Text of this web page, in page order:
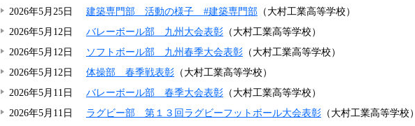
2026年5月25日 建築専門部 活動の様子 #建築専門部 （大村工業高等学校）
2026年5月12日
バレーボール部 九州大会表彰 （大村工業高等学校）
2026年5月12日
ソフトボール部 九州春季大会表彰 （大村工業高等学校）
2026年5月12日
体操部 春季戦表彰 （大村工業高等学校）
2026年5月11日
バレーボール部 春季大会表彰 （大村工業高等学校）
2026年5月11日
ラグビー部 第１３回ラグビーフットボール大会表彰 （大村工業高等学校）